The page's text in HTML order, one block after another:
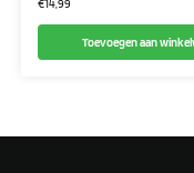
Toevoegen aan